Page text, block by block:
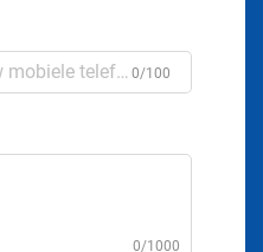
0/100
0/1000